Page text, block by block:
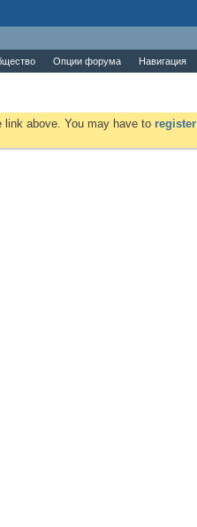
Опции форума Навигация
link above. You may have to register